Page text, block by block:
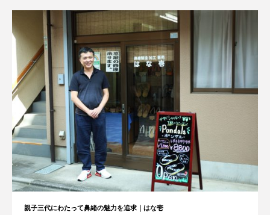
親子三代にわたって鼻緒の魅力を追求｜はな壱